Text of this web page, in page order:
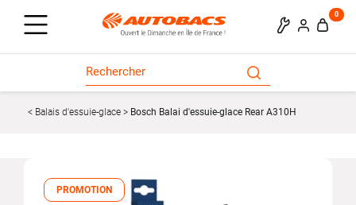
0
Balais d'essuie-glace Bosch Balai d'essuie-glace Rear A310H
PROMOTION